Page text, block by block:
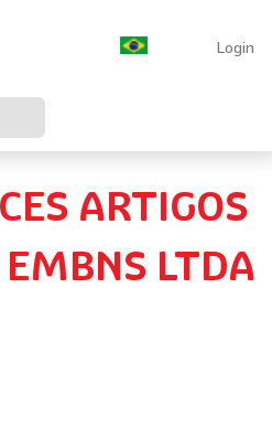
Login
ARTIGOS
EMBNS LTDA